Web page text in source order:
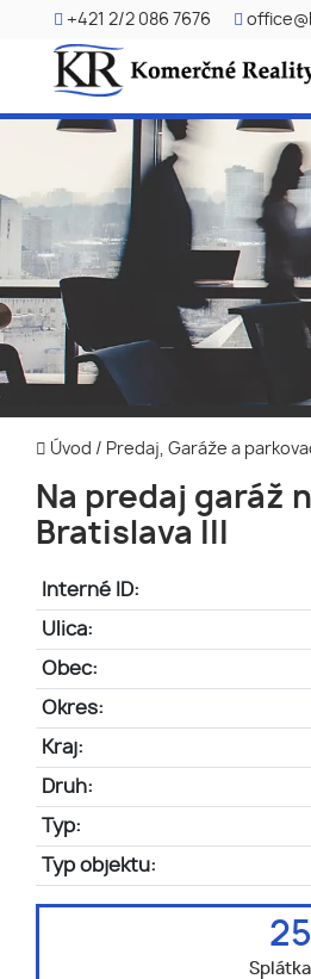
+421 2/2 086 7676
Úvod / Predaj, Garáže a
Na predaj garáž
Bratislava III
Interné ID:
Ulica:
Obec:
Okres:
Kraj:
Druh:
Typ:
Typ objektu: